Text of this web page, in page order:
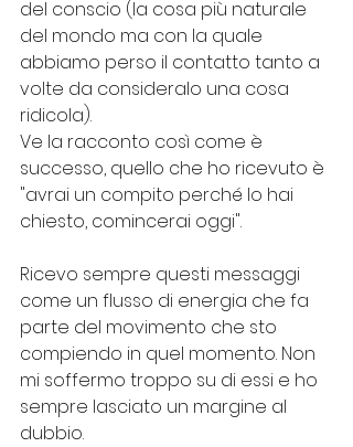
del conscio (la cosa più naturale
del mondo ma con la quale
abbiamo perso il contatto tanto a
volte da consideralo una cosa
ridicola).
Ve la racconto così come è
successo, quello che ho ricevuto è
"avrai un compito perché lo hai
chiesto, comincerai oggi".
Ricevo sempre questi messaggi
come un flusso di energia che fa
parte del movimento che sto
compiendo in quel momento. Non
mi soffermo troppo su di essi e ho
sempre lasciato un margine al
dubbio.